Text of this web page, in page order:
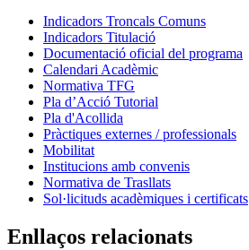
Indicadors Troncals Comuns
Indicadors Titulació
Documentació oficial del programa
Calendari Acadèmic
Normativa TFG
Pla d’Acció Tutorial
Pla d'Acollida
Pràctiques externes / professionals
Mobilitat
Institucions amb convenis
Normativa de Trasllats
Sol·licituds acadèmiques i certificats
Enllaços relacionats